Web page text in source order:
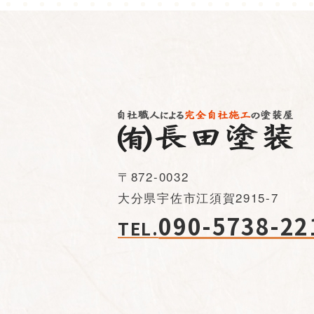
〒872-0032
大分県宇佐市江須賀2915-7
TEL.090-5738-